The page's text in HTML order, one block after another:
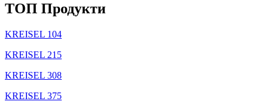
TOП Продукти
KREISEL 104
KREISEL 215
KREISEL 308
KREISEL 375